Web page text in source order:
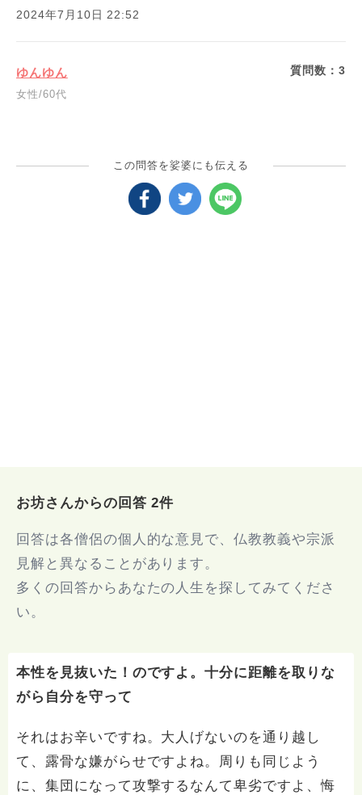
2024年7月10日 22:52
ゆんゆん
女性/60代
質問数：3
この問答を娑婆にも伝える
お坊さんからの回答 2件
回答は各僧侶の個人的な意見で、仏教教義や宗派
見解と異なることがあります。
多くの回答からあなたの人生を探してみてくださ
い。
本性を見抜いた！のですよ。十分に距離を取りな
がら自分を守って
それはお辛いですね。大人げないのを通り越し
て、露骨な嫌がらせですよね。周りも同じよう
に、集団になって攻撃するなんて卑劣ですよ、悔